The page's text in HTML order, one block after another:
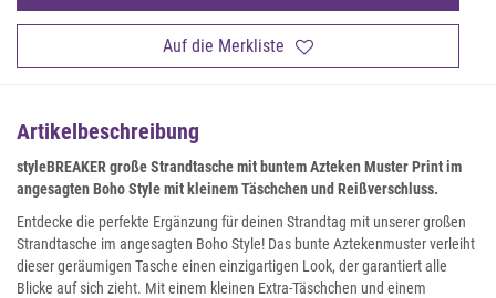
Auf die Merkliste
Artikelbeschreibung
styleBREAKER große Strandtasche mit buntem Azteken Muster Print im
angesagten Boho Style mit kleinem Täschchen und Reißverschluss.
Entdecke die perfekte Ergänzung für deinen Strandtag mit unserer großen
Strandtasche im angesagten Boho Style! Das bunte Aztekenmuster verleiht
dieser geräumigen Tasche einen einzigartigen Look, der garantiert alle
Blicke auf sich zieht. Mit einem kleinen Extra-Täschchen und einem